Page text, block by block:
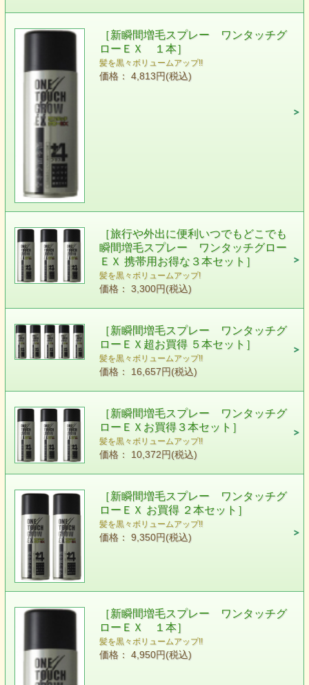
［新瞬間増毛スプレー ワンタッチグ
ローＥＸ １本］
髪を黒々ボリュームアップ!!
価格： 4,813円(税込)
［旅行や外出に便利いつでもどこでも
瞬間増毛スプレー ワンタッチグロー
ＥＸ 携帯用お得な３本セット］
髪を黒々ボリュームアップ!
価格： 3,300円(税込)
［新瞬間増毛スプレー ワンタッチグ
ローＥＸ超お買得 ５本セット］
髪を黒々ボリュームアップ!!
価格： 16,657円(税込)
［新瞬間増毛スプレー ワンタッチグ
ローＥＸお買得３本セット］
髪を黒々ボリュームアップ!!
価格： 10,372円(税込)
［新瞬間増毛スプレー ワンタッチグ
ローＥＸ お買得 ２本セット］
髪を黒々ボリュームアップ!!
価格： 9,350円(税込)
［新瞬間増毛スプレー ワンタッチグ
ローＥＸ １本］
髪を黒々ボリュームアップ!!
価格： 4,950円(税込)